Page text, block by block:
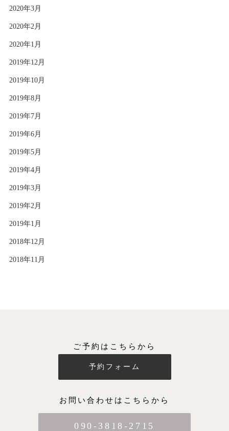
2020年3月
2020年2月
2020年1月
2019年12月
2019年10月
2019年8月
2019年7月
2019年6月
2019年5月
2019年4月
2019年3月
2019年2月
2019年1月
2018年12月
2018年11月
ご予約はこちらから
予約フォーム
お問い合わせはこちらから
090-3818-2715